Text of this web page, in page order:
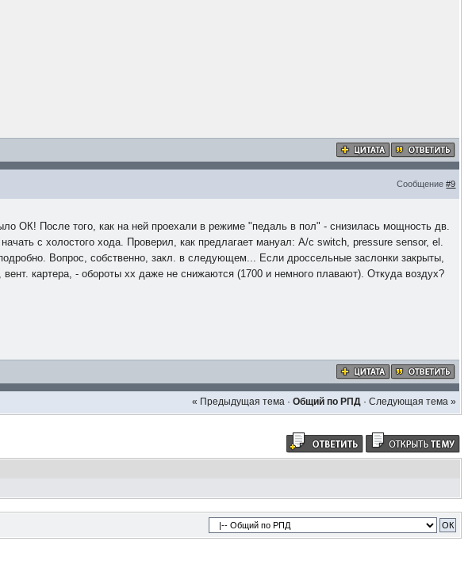
Сообщение#9
ОК! После того, как на ней проехали в режиме "педаль в пол" - снизилась мощность дв.
с холостого хода. Проверил, как предлагает мануал: A/c switch, pressure sensor, el.
Вопрос, собственно, закл. в следующем... Если дроссельные заслонки закрыты,
картера, - обороты хх даже не снижаются (1700 и немного плавают). Откуда воздух?
« Предыдущая тема· Общий по РПД· Следующая тема »